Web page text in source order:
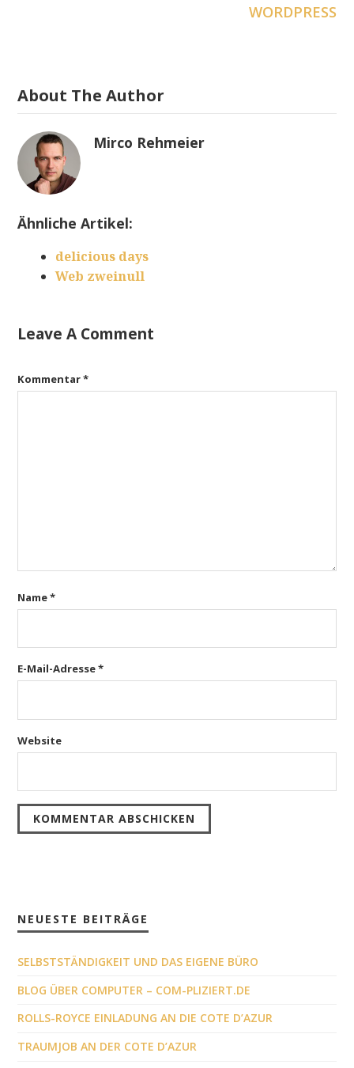
WORDPRESS
About The Author
Mirco Rehmeier
Ähnliche Artikel:
delicious days
Web zweinull
Leave A Comment
Kommentar*
Name*
E-Mail-Adresse*
Website
NEUESTE BEITRÄGE
SELBSTSTÄNDIGKEIT UND DAS EIGENE BÜRO
BLOG ÜBER COMPUTER – COM-PLIZIERT.DE
ROLLS-ROYCE EINLADUNG AN DIE COTE D’AZUR
TRAUMJOB AN DER COTE D’AZUR